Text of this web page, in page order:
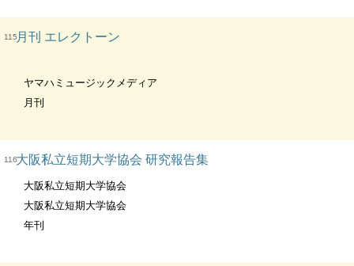
115月刊 エレクトーン
ヤマハミュージックメディア
月刊
116大阪私立短期大学協会 研究報告集
大阪私立短期大学協会
大阪私立短期大学協会
年刊